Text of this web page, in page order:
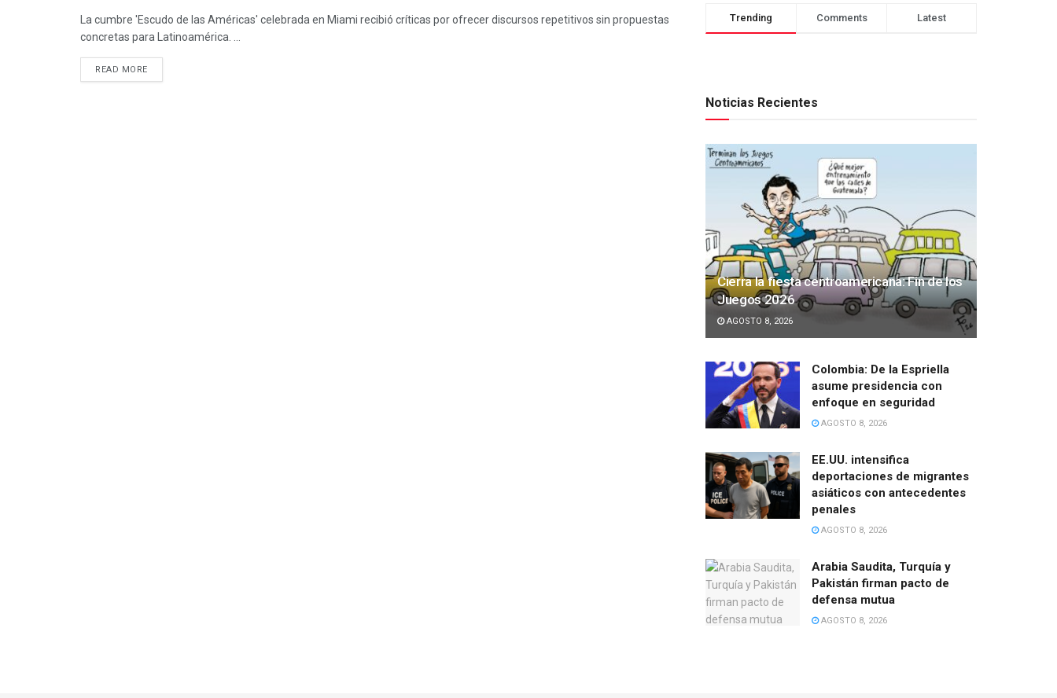
La cumbre 'Escudo de las Américas' celebrada en Miami recibió críticas por ofrecer discursos repetitivos sin propuestas
concretas para Latinoamérica. ...
READ MORE
Trending Comments Latest
Noticias Recientes
Cierra la fiesta centroamericana: Fin de los
Juegos 2026
AGOSTO 8, 2026
Colombia: De la Espriella
asume presidencia con
enfoque en seguridad
AGOSTO 8, 2026
EE.UU. intensifica
deportaciones de migrantes
asiáticos con antecedentes
penales
AGOSTO 8, 2026
Arabia Saudita, Turquía y
Pakistán firman pacto de
defensa mutua
AGOSTO 8, 2026